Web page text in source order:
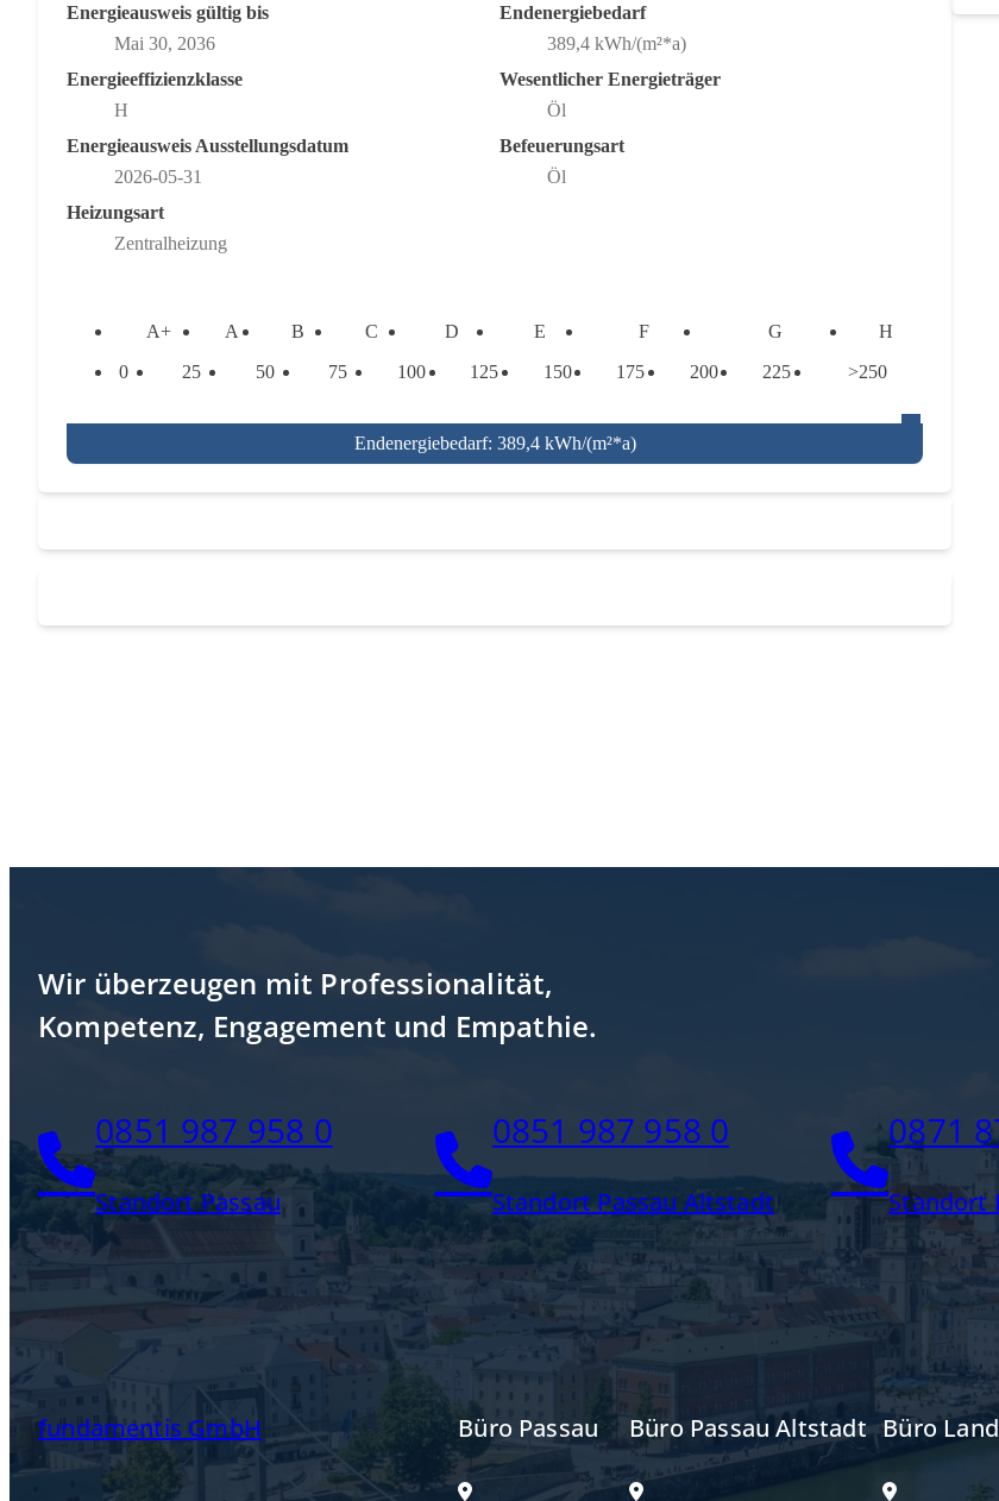
Energieausweis gültig bis
Mai 30, 2036
Endenergiebedarf
389,4 kWh/(m²*a)
Energieeffizienzklasse
H
Wesentlicher Energieträger
Öl
Energieausweis Ausstellungsdatum
2026-05-31
Befeuerungsart
Öl
Heizungsart
Zentralheizung
A+ A B C D E F G
H
0
25 50 75 100 125 150 175 200 225 >250
Endenergiebedarf: 389,4 kWh/(m²*a)
Wir überzeugen mit Professionalität,
Kompetenz, Engagement und Empathie.
0851 987 958 0
Standort Passau
0851 987 958 0
Standort Passau Altstadt
0871
Standort
fundamentis GmbH Büro Passau Büro Passau Altstadt Büro